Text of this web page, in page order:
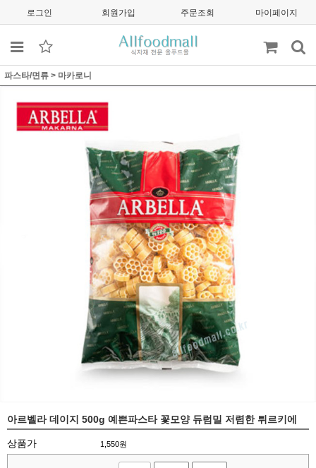
로그인 회원가입 주문조회 마이페이지
파스타/면류 > 마카로니
아르벨라 데이지 500g 예쁜파스타 꽃모양 듀럼밀 저렴한 튀르키에
상품가 1,550원